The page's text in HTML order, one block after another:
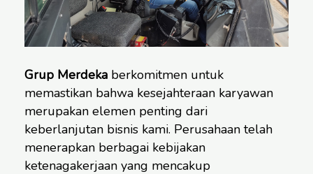
Grup Merdeka berkomitmen untuk
memastikan bahwa kesejahteraan karyawan
merupakan elemen penting dari
keberlanjutan bisnis kami. Perusahaan telah
menerapkan berbagai kebijakan
ketenagakerjaan yang mencakup